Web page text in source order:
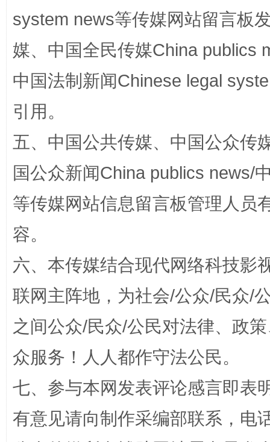
国家大学科技园优化重塑工作
system news等传媒网站留言板
媒、中国全民传媒China publics
中国法制新闻Chinese legal
引用。
五、中国公共传媒、中国公众传
国公众新闻China publics news/
等传媒网站信息留言板管理人员
容。
六、本传媒结合现代网络科技影
联网主阵地，为社会/公众/民众/
之间公众/民众/公民对法律、政
众服务！人人都作守法公民。
七、参与本网发表评论感言即表
有意见请向制作采编部联系，电